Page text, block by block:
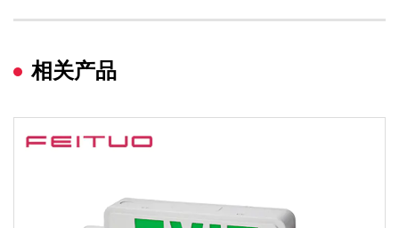
相关产品